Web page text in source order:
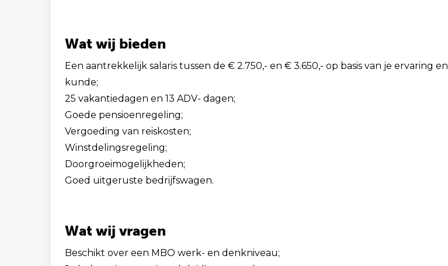
Wat wij bieden
Een aantrekkelijk salaris tussen de € 2.750,- en € 3.650,- op basis van je ervaring en
kunde;
25 vakantiedagen en 13 ADV- dagen;
Goede pensioenregeling;
Vergoeding van reiskosten;
Winstdelingsregeling;
Doorgroeimogelijkheden;
Goed uitgeruste bedrijfswagen.
Wat wij vragen
Beschikt over een MBO werk- en denkniveau;